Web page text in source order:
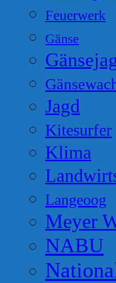
Feuerwerk
Gänse
Jagd
Kitesurfer
Klima
Langeoog
Meyer
NABU